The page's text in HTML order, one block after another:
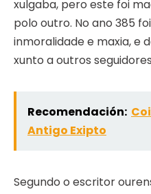
xulgaba, pero este foi
polo outro. No ano 385
inmoralidade e maxia, e
xunto a outros
Recomendación:
Antigo Exipto
Segundo o escritor